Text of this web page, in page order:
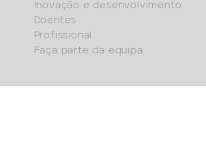
Inovação e desenvolvimento
Doentes
Profissional
Faça parte da equipa